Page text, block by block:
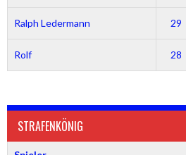
Ralph Ledermann 29
Rolf 28
STRAFENKÖNIG